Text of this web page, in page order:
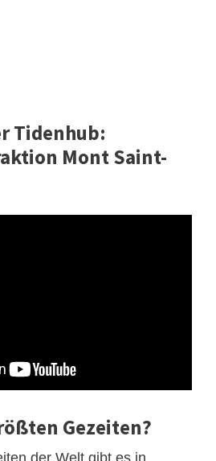
Tidenhub:
Mont Saint-
Gezeiten?
der Welt gibt es in